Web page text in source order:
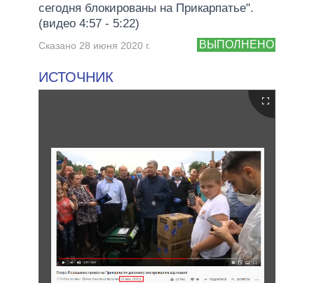
сегодня блокированы на Прикарпатье".
(видео 4:57 - 5:22)
ВЫПОЛНЕНО
Сказано 28 июня 2020 г.
ИСТОЧНИК